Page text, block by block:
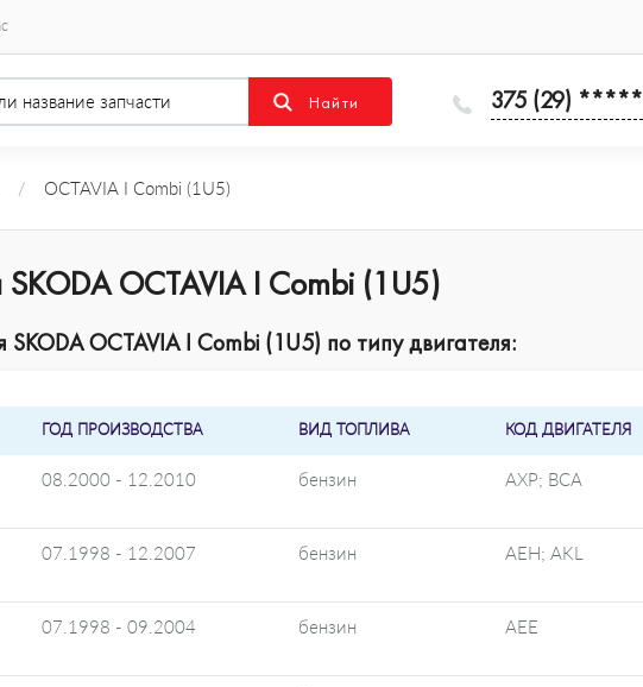
375 (29) *****
/ OCTAVIA I Combi (1U5)
OCTAVIA I Combi (1U5)
OCTAVIA I Combi (1U5) по типу двигателя:
ГОД ПРОИЗВОДСТВА ВИД ТОПЛИВА КОД ДВИГАТЕЛЯ
08.2000 - 12.2010 бензин AXP; BCA
07.1998 - 12.2007 бензин AEH; AKL
07.1998 - 09.2004 бензин AEE